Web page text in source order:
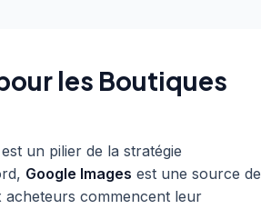
les Boutiques
un pilier de la stratégie
Google Images est une source de
acheteurs commencent leur